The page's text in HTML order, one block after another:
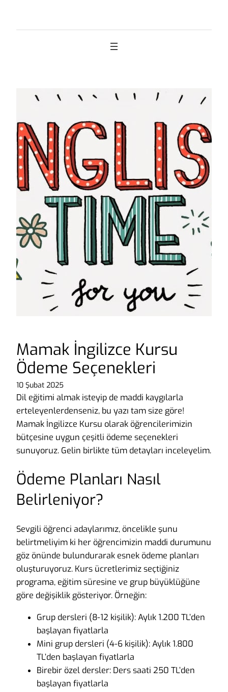
Mamak İngilizce Kursu
Ödeme Seçenekleri
10 Şubat 2025
Dil eğitimi almak isteyip de maddi kaygılarla
erteleyenlerdenseniz, bu yazı tam size göre!
Mamak İngilizce Kursu olarak öğrencilerimizin
bütçesine uygun çeşitli ödeme seçenekleri
sunuyoruz. Gelin birlikte tüm detayları inceleyelim.
Ödeme Planları Nasıl
Belirleniyor?
Sevgili öğrenci adaylarımız, öncelikle şunu
belirtmeliyim ki her öğrencimizin maddi durumunu
göz önünde bulundurarak esnek ödeme planları
oluşturuyoruz. Kurs ücretlerimiz seçtiğiniz
programa, eğitim süresine ve grup büyüklüğüne
göre değişiklik gösteriyor. Örneğin:
Grup dersleri (8-12 kişilik): Aylık 1.200 TL’den
başlayan fiyatlarla
Mini grup dersleri (4-6 kişilik): Aylık 1.800
TL’den başlayan fiyatlarla
Birebir özel dersler: Ders saati 250 TL’den
başlayan fiyatlarla